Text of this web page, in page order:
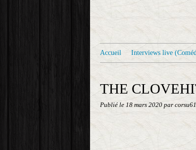
Accueil Interviews live
THE
Publié le 18 mars 2020 par corsu61